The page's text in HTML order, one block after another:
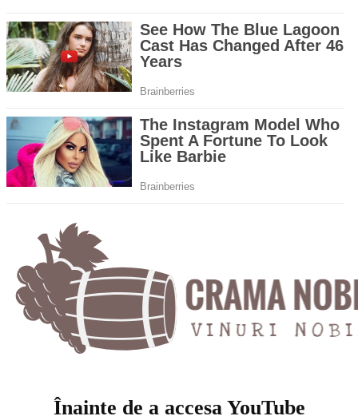
Înainte de a accesa YouTube